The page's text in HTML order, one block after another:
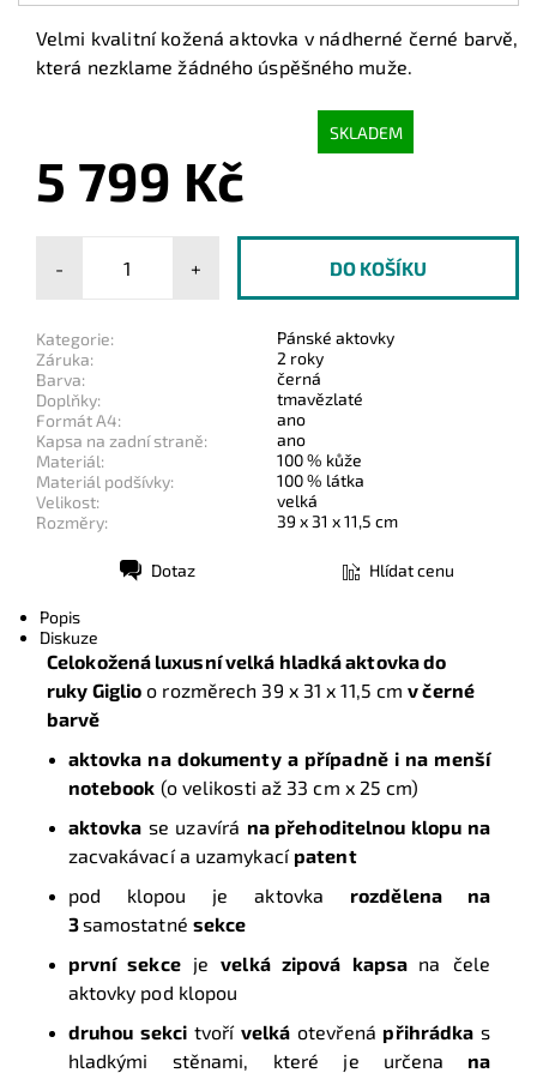
Velmi kvalitní kožená aktovka v nádherné černé barvě,
která nezklame žádného úspěšného muže.
SKLADEM
5 799 Kč
- +
Kategorie:
Pánské aktovky
Záruka:
2 roky
Barva:
černá
Doplňky:
tmavězlaté
Formát A4:
ano
Kapsa na zadní straně:
ano
Materiál:
100 % kůže
Materiál podšívky:
100 % látka
Velikost:
velká
Rozměry:
39 x 31 x 11,5 cm
Dotaz Hlídat cenu
Popis
Diskuze
Celokožená luxusní velká hladká aktovka do
ruky Giglio o rozměrech 39 x 31 x 11,5 cm v černé
barvě
aktovka na dokumenty a případně i na menší
notebook (o velikosti až 33 cm x 25 cm)
aktovka se uzavírá na přehoditelnou klopu na
zacvakávací a uzamykací patent
pod klopou je aktovka rozdělena na
3samostatné sekce
první sekcejevelká zipová kapsa na čele
aktovky pod klopou
druhou sekci tvořívelkáotevřená přihrádka s
hladkými stěnami, které je určena na